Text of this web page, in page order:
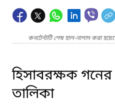
কনটেন্টটি শেষ হাল-নাগাদ করা
হিসাবরক্ষক গনের
তালিকা